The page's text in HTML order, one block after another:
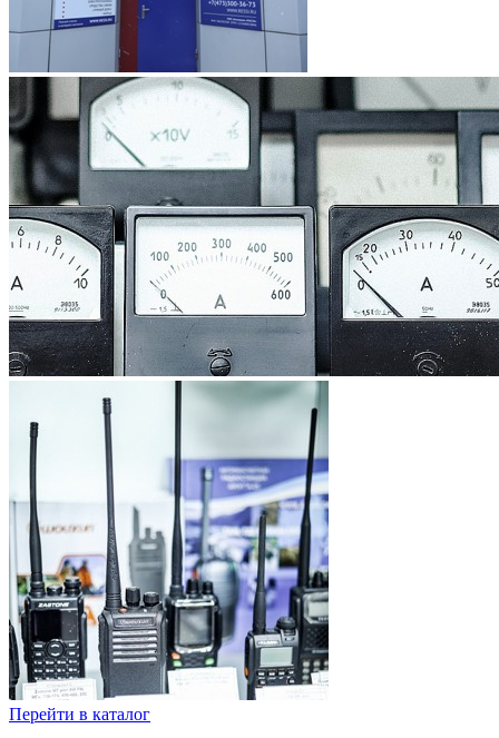
Перейти в каталог